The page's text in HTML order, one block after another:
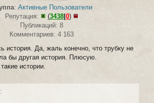
: Активные Пользователи
Репутация:
(3438 0)
Публикаций: 8
Комментариев: 4 163
история. Да, жаль конечно, что трубку не
бы другая история. Плюсую.
истории.